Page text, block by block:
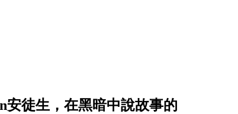
安徒生，在黑暗中說故事的